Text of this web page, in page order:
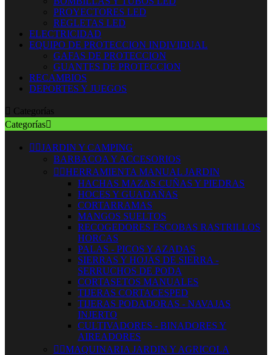
PROYECTORES LED
REGLETAS LED
ELECTRICIDAD
EQUIPO DE PROTECCION INDIVIDUAL
GAFAS DE PROTECCION
GUANTES DE PROTECCION
RECAMBIOS
DEPORTES Y JUEGOS
 Categorías
Categorías
 JARDIN Y CAMPING
BARBACOA Y ACCESORIOS
 HERRAMIENTA MANUAL JARDIN
HACHAS MAZAS CUÑAS Y PIEDRAS
HOCES Y GUADAÑAS
CORTARRAMAS
MANGOS SUELTOS
RECOGEDORES ESCOBAS RASTRILLOS
HORCAS
PALAS - PICOS Y AZADAS
SIERRAS Y HOJAS DE SIERRA -
SERRUCHOS DE PODA
CORTASETOS MANUALES
TIJERAS CORTACESPED
TIJERAS PODADORAS - NAVAJAS
INJERTO
CULTIVADORES - BINADORES Y
AIREADORES
 MAQUINARIA JARDIN Y AGRICOLA